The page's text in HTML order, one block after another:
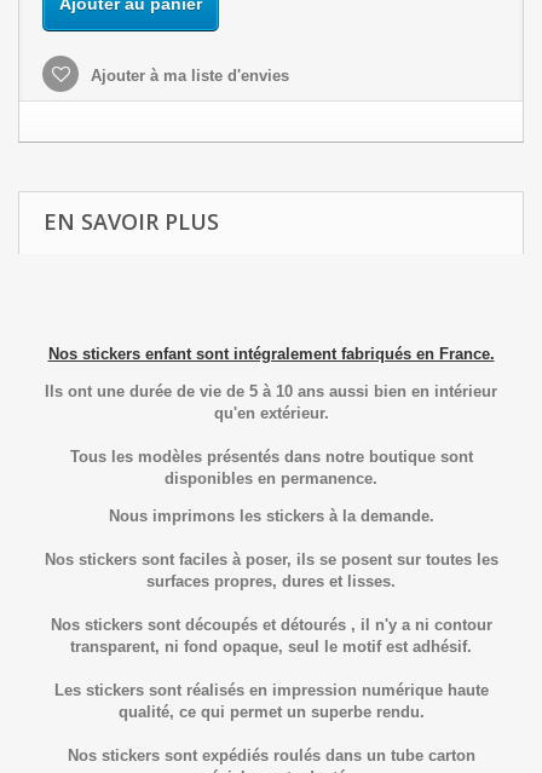
Ajouter à ma liste d'envies
EN SAVOIR PLUS
Nos stickers enfant sont intégralement fabriqués en France.
Ils ont une durée de vie de 5 à 10 ans aussi bien en intérieur
qu'en extérieur.
Tous les modèles présentés dans notre boutique sont
disponibles en permanence.
Nous imprimons les stickers à la demande.
Nos stickers sont faciles à poser, ils se posent sur toutes les
surfaces propres, dures et lisses.
Nos stickers sont découpés et détourés , il n'y a ni contour
transparent, ni fond opaque, seul le motif est adhésif.
Les stickers sont réalisés en impression numérique haute
qualité, ce qui permet un superbe rendu.
Nos stickers sont expédiés roulés dans un tube carton